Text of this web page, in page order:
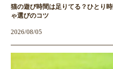
猫の遊び時間は足りてる？ひとり
ゃ選びのコツ
2026/08/05